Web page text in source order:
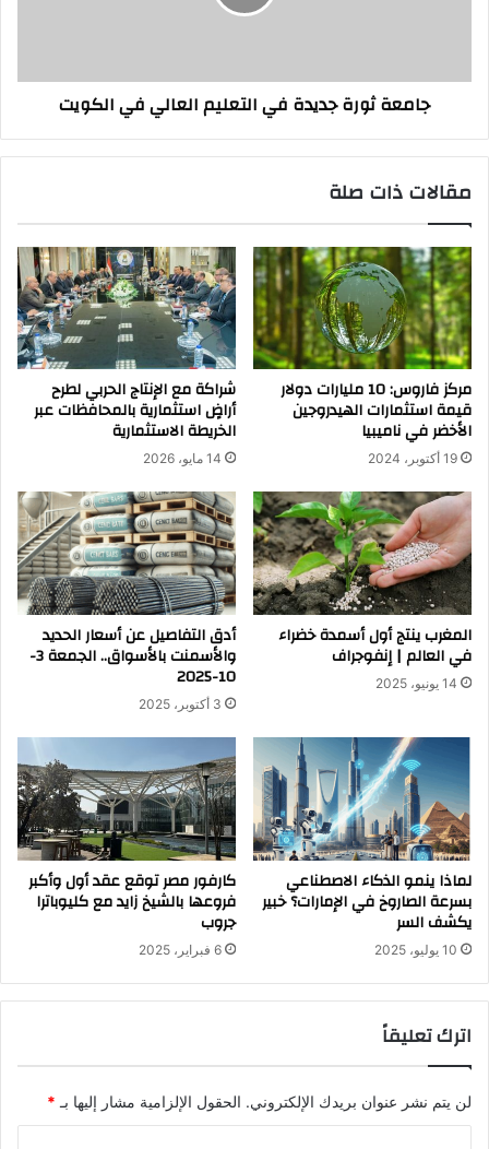
جامعة ثورة جديدة في التعليم العالي في الكويت
مقالات ذات صلة
مركز فاروس: 10 مليارات دولار
قيمة استثمارات الهيدروجين
الأخضر في ناميبيا
19 أكتوبر، 2024
شراكة مع الإنتاج الحربي لطرح
أراضٍ استثمارية بالمحافظات عبر
الخريطة الاستثمارية
14 مايو، 2026
المغرب ينتج أول أسمدة خضراء
في العالم | إنفوجراف
14 يونيو، 2025
أدق التفاصيل عن أسعار الحديد
والأسمنت بالأسواق.. الجمعة 3-
10-2025
3 أكتوبر، 2025
لماذا ينمو الذكاء الاصطناعي
بسرعة الصاروخ في الإمارات؟ خبير
يكشف السر
10 يوليو، 2025
كارفور مصر توقع عقد أول وأكبر
فروعها بالشيخ زايد مع كليوباترا
جروب
6 فبراير، 2025
اترك تعليقاً
لن يتم نشر عنوان بريدك الإلكتروني. الحقول الإلزامية مشار إليها بـ *